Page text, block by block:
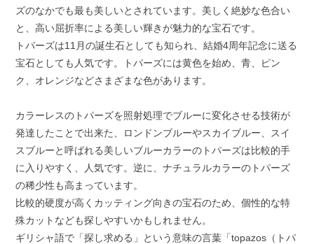
ズのなかでも最も美しいとされています。美しく絶妙な色合い
と、高い屈折率による美しい輝きが魅力的な宝石です。
トパーズは11月の誕生石としても知られ、結婚4周年記念に送る
宝石としても人気です。トパーズには黄色を始め、青、ピン
ク、オレンジなどさまざまな色があります。
カラーレスのトパーズを照射処理でブルーに変化させる技術が
発達したことで出来た、ロンドンブルーやスカイブルー、スイ
スブルーと呼ばれる美しいブルーカラーのトパーズは比較的手
に入りやすく、人気です。逆に、ナチュラルカラーのトパーズ
の稀少性も高まっています。
比較的硬度が高くカッティング向きの宝石のため、個性的な特
殊カットなども探しやすいかもしれません。
ギリシャ語で「探し求める」という意味の言葉「topazos（トパ